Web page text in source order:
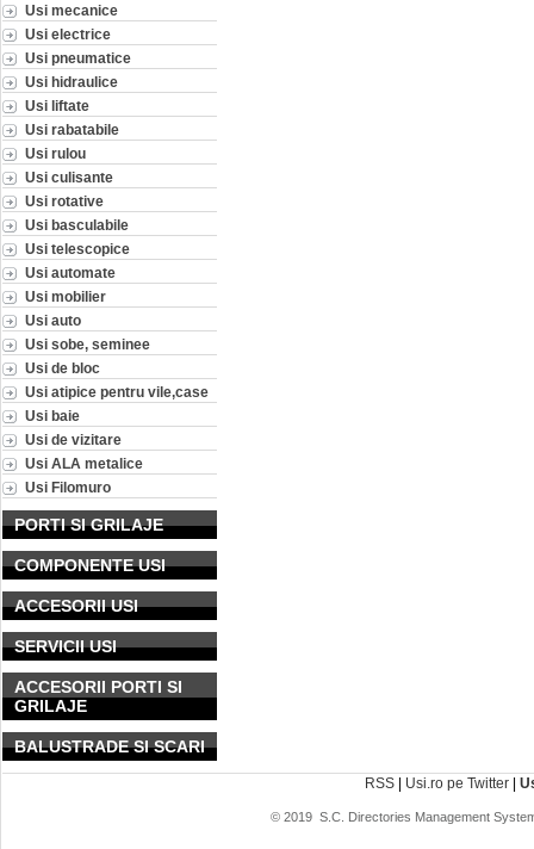
Usi mecanice
Usi electrice
Usi pneumatice
Usi hidraulice
Usi liftate
Usi rabatabile
Usi rulou
Usi culisante
Usi rotative
Usi basculabile
Usi telescopice
Usi automate
Usi mobilier
Usi auto
Usi sobe, seminee
Usi de bloc
Usi atipice pentru vile,case
Usi baie
Usi de vizitare
Usi ALA metalice
Usi Filomuro
PORTI SI GRILAJE
COMPONENTE USI
ACCESORII USI
SERVICII USI
ACCESORII PORTI SI
GRILAJE
BALUSTRADE SI SCARI
RSS | Usi.ro pe Twitter |
© 2019 S.C. Directories Management